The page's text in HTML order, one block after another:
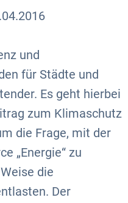
und
für Städte und
Es geht hierbei
zum Klimaschutz
die Frage, mit der
„Energie“ zu
die
Der